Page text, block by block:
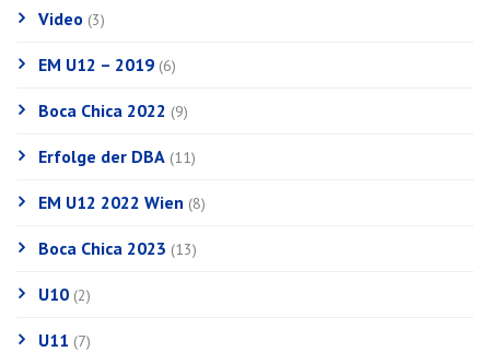
Video (3)
EM U12 – 2019 (6)
Boca Chica 2022 (9)
Erfolge der DBA (11)
EM U12 2022 Wien (8)
Boca Chica 2023 (13)
U10 (2)
U11 (7)